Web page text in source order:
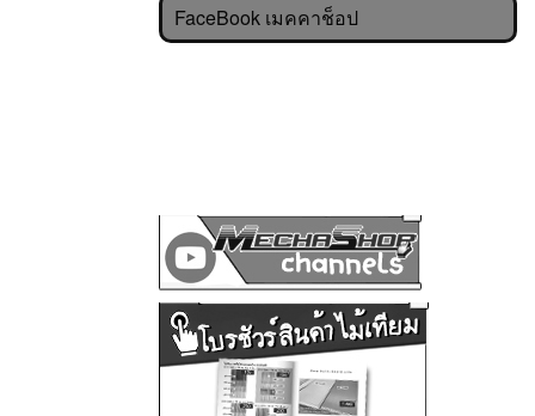
FaceBook เมคคาช็อป